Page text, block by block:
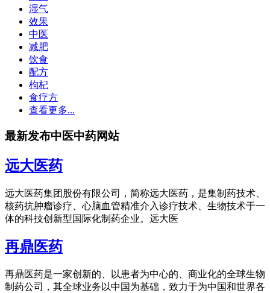
湿气
效果
中医
减肥
饮食
配方
枸杞
食疗方
查看更多...
最新发布中医中药网站
远大医药
远大医药集团股份有限公司，简称远大医药，是集制药技术、
核药抗肿瘤诊疗、心脑血管精准介入诊疗技术、生物技术于一
体的科技创新型国际化制药企业。远大医
再鼎医药
再鼎医药是一家创新的、以患者为中心的、商业化的全球生物
制药公司，其全球业务以中国为基础，致力于为中国和世界各